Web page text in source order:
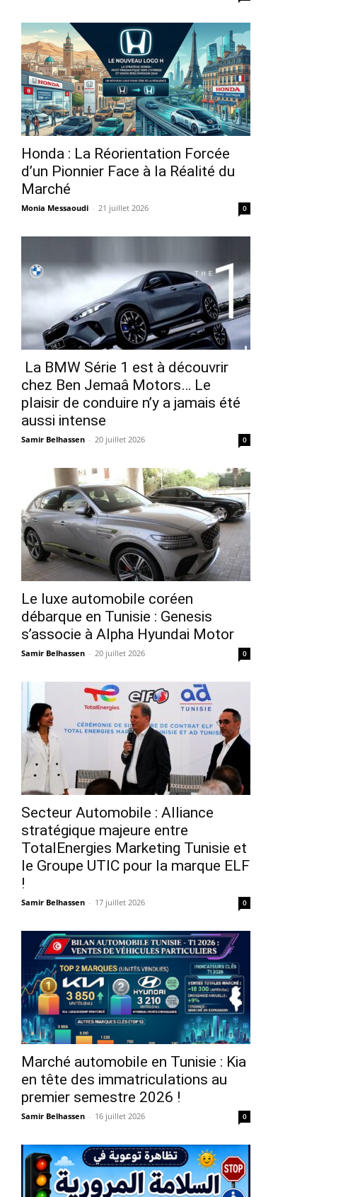
Honda : La Réorientation Forcée
d’un Pionnier Face à la Réalité du
Marché
Monia Messaoudi - 21 juillet 2026 0
La BMW Série 1 est à découvrir
chez Ben Jemaâ Motors… Le
plaisir de conduire n’y a jamais été
aussi intense
Samir Belhassen - 20 juillet 2026 0
Le luxe automobile coréen
débarque en Tunisie : Genesis
s’associe à Alpha Hyundai Motor
Samir Belhassen - 20 juillet 2026 0
Secteur Automobile : Alliance
stratégique majeure entre
TotalEnergies Marketing Tunisie et
le Groupe UTIC pour la marque ELF
!
Samir Belhassen - 17 juillet 2026 0
Marché automobile en Tunisie : Kia
en tête des immatriculations au
premier semestre 2026 !
Samir Belhassen - 16 juillet 2026 0